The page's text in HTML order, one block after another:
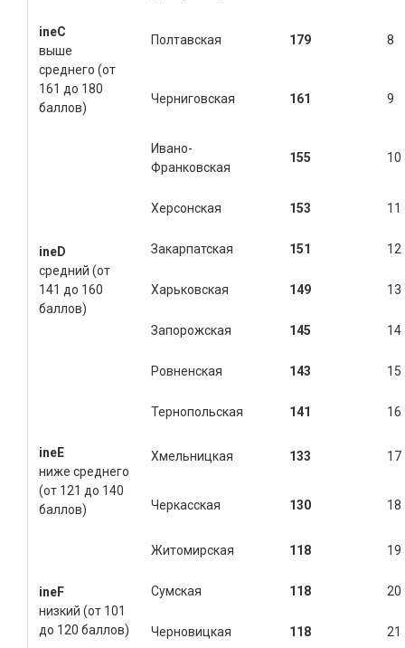
ineC
выше
среднего (от
161 до 180
баллов)
Полтавская 179 8
Черниговская 161 9
ineD
средний (от
141 до 160
баллов)
Ивано-
Франковская
155 10
Херсонская 153 11
Закарпатская 151 12
Харьковская 149 13
Запорожская 145 14
Ровненская 143 15
Тернопольская 141 16
ineE
ниже среднего
(от 121 до 140
баллов)
Хмельницкая 133 17
Черкасская 130 18
ineF
низкий (от 101
до 120 баллов)
Житомирская 118 19
Сумская 118 20
Черновицкая 118 21